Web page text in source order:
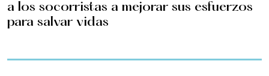
a los socorristas a mejorar sus esfuerzos
para salvar vidas